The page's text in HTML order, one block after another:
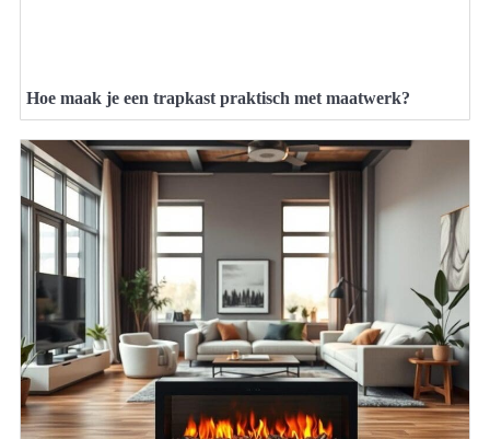
Hoe maak je een trapkast praktisch met maatwerk?